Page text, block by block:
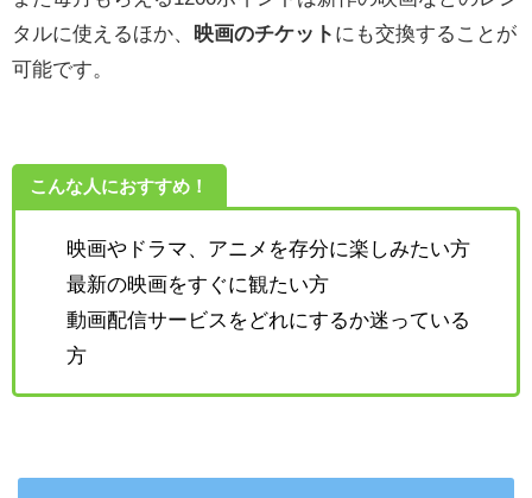
タルに使えるほか、
映画のチケット にも交換することが
可能です。
こんな人におすすめ！
映画やドラマ、アニメを存分に楽しみたい方
最新の映画をすぐに観たい方
動画配信サービスをどれにするか迷っている
方